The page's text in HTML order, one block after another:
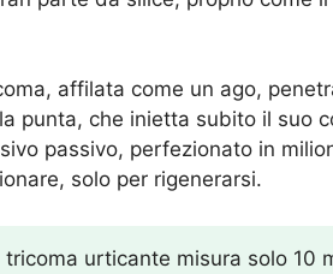
affilata come un ago,
punta, che inietta subito il suo
passivo, perfezionato in
solo per rigenerarsi.
urticante misura solo 10